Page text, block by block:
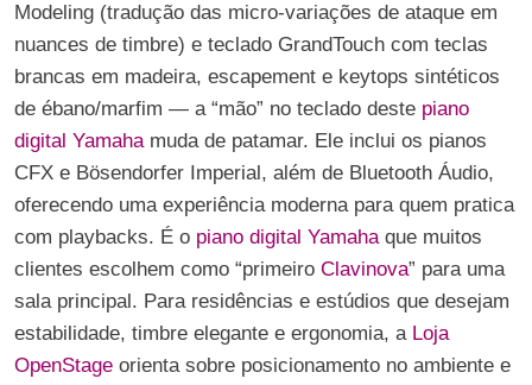
Modeling (tradução das micro-variações de ataque em
nuances de timbre) e teclado GrandTouch com teclas
brancas em madeira, escapement e keytops sintéticos
de ébano/marfim — a “mão” no teclado deste piano
digital Yamaha muda de patamar. Ele inclui os pianos
CFX e Bösendorfer Imperial, além de Bluetooth Áudio,
oferecendo uma experiência moderna para quem pratica
com playbacks. É o piano digital Yamahaque muitos
clientes escolhem como “primeiro Clavinova” para uma
sala principal. Para residências e estúdios que desejam
estabilidade, timbre elegante e ergonomia, a Loja
OpenStage orienta sobre posicionamento no ambiente e